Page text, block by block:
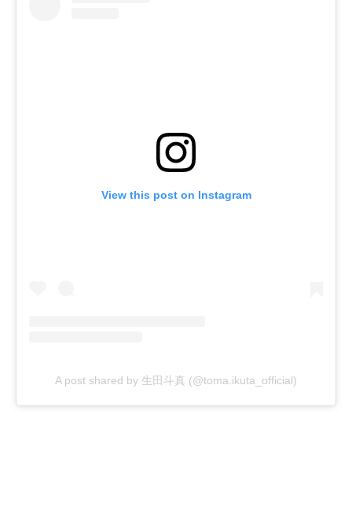
View this post on Instagram
A post shared by 生田斗真 (@toma.ikuta_official)